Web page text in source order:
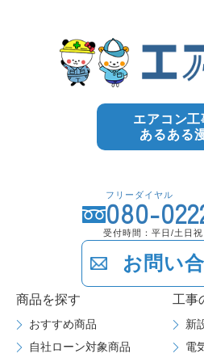
エアコン工
あるある
フリーダイヤル
080-
受付時間：平日/土日
お問い
商品を探す
おすすめ商品
自社ローン対象商品
工事
新
電